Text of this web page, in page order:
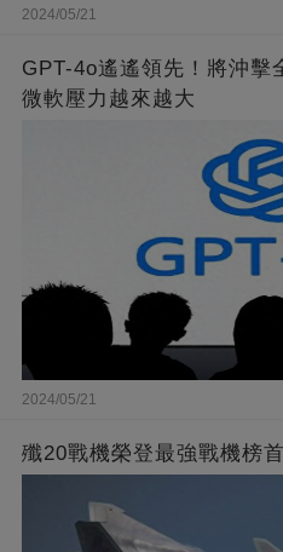
2024/05/21
GPT-4o遙遙領先！將沖擊
微軟壓力越來越大
2024/05/21
殲20戰機榮登最強戰機榜